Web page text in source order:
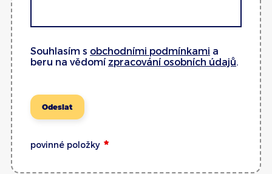
Souhlasím s obchodními podmínkami a
beru na vědomí zpracování osobních údajů
Odeslat
povinné položky